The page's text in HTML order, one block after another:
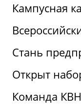
Кампусная
Стань
Открыт
Команда